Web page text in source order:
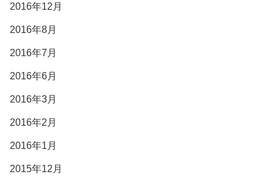
2016年12月
2016年8月
2016年7月
2016年6月
2016年3月
2016年2月
2016年1月
2015年12月